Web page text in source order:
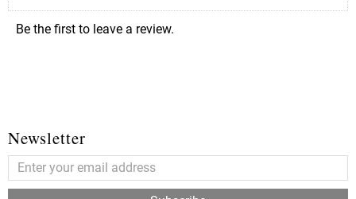
Be the first to leave a review.
Newsletter